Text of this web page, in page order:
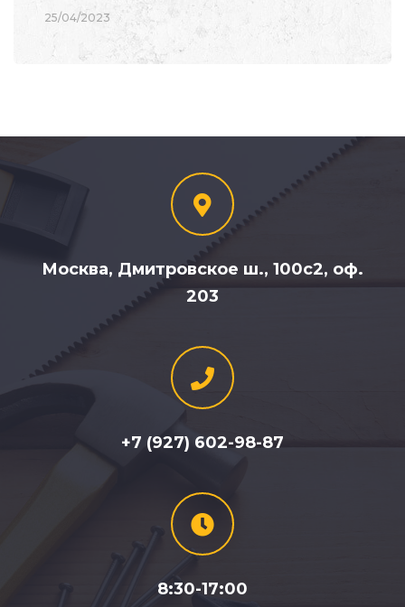
25/04/2023
Москва, Дмитровское ш., 100с2, оф.
203
+7 (927) 602-98-87
8:30-17:00